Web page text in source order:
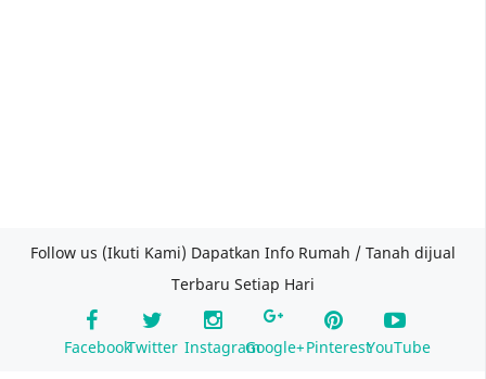
Follow us (Ikuti Kami) Dapatkan Info Rumah / Tanah dijual
Terbaru Setiap Hari
FacebookTwitter InstagramGoogle+PinterestYouTube